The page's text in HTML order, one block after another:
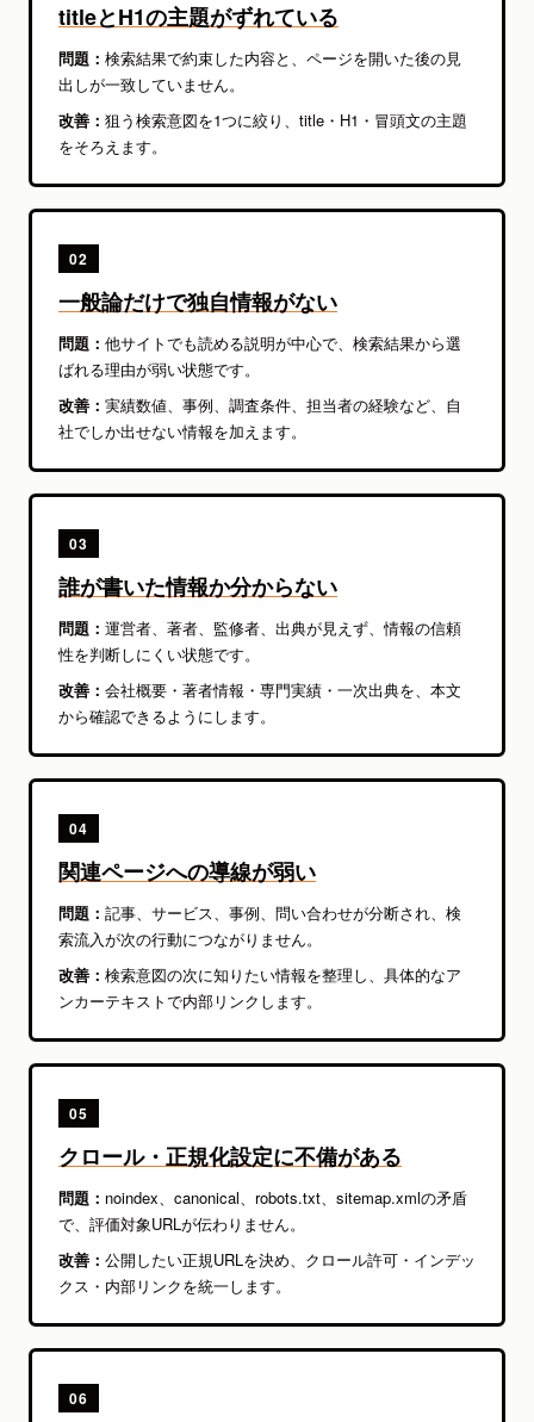
titleとH1の主題がずれている
問題： 検索結果で約束した内容と、ページを開いた後の見
出しが一致していません。
改善： 狙う検索意図を1つに絞り、title・H1・冒頭文の主題
をそろえます。
02
一般論だけで独自情報がない
問題： 他サイトでも読める説明が中心で、検索結果から選
ばれる理由が弱い状態です。
改善： 実績数値、事例、調査条件、担当者の経験など、自
社でしか出せない情報を加えます。
03
誰が書いた情報か分からない
問題： 運営者、著者、監修者、出典が見えず、情報の信頼
性を判断しにくい状態です。
改善： 会社概要・著者情報・専門実績・一次出典を、本文
から確認できるようにします。
04
関連ページへの導線が弱い
問題： 記事、サービス、事例、問い合わせが分断され、検
索流入が次の行動につながりません。
改善： 検索意図の次に知りたい情報を整理し、具体的なア
ンカーテキストで内部リンクします。
05
クロール・正規化設定に不備がある
問題： noindex、canonical、robots.txt、sitemap.xmlの矛盾
で、評価対象URLが伝わりません。
改善： 公開したい正規URLを決め、クロール許可・インデッ
クス・内部リンクを統一します。
06